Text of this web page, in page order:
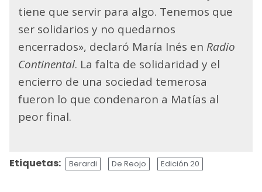
tiene que servir para algo. Tenemos que
ser solidarios y no quedarnos
encerrados», declaró María Inés en Radio
Continental. La falta de solidaridad y el
encierro de una sociedad temerosa
fueron lo que condenaron a Matías al
peor final.
Etiquetas: Berardi De Reojo Edición 20